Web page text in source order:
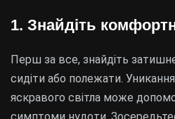
1. Знайдіть
Перш за все, знайдіть
сидіти або полежати. Уникання
яскравого світла може